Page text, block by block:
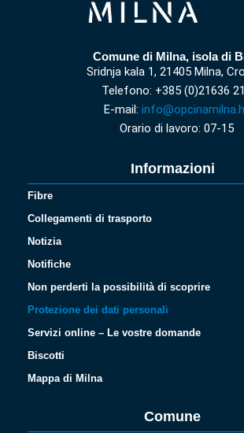
Comune di Milna, isola di
Sridnja kala 1, 21405 Milna,
Telefono: +385 (0)21636
E-mail:
Orario di lavoro: 07-15
Informazioni
Fibre
Collegamenti di trasporto
Notizia
Notifiche
Non perderti la possibilità di scoprire
Protezione dei dati personali
Servizi online – Le vostre domande
Biscotti
Mappa di Milna
Comune